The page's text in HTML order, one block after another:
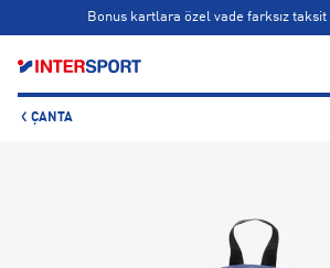
Bonus kartlara özel vade farksız
ÇANTA